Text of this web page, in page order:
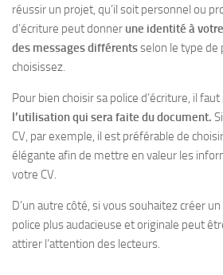
réussir un projet, qu’il soit personnel ou
d’écriture peut donner une identité à
des messages différentsselon le type de
choisissez.
Pour bien choisir sa police d’écriture, il faut
l’utilisation qui sera faite du document.
CV, par exemple, il est préférable de
élégante afin de mettre en valeur les
votre CV.
D’un autre côté, si vous souhaitez créer
police plus audacieuse et originale peut
attirer l’attention des lecteurs.